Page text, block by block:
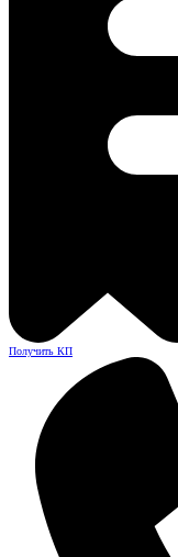
Получить КП